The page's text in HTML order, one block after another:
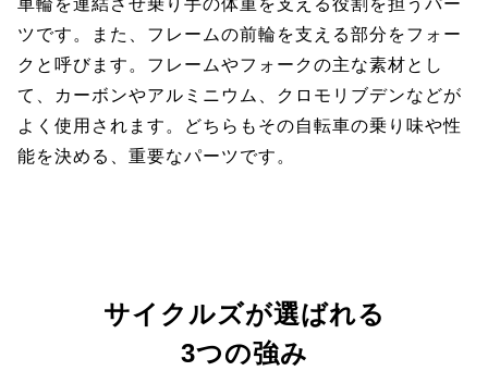
ツです。また、フレームの前輪を支える部分をフォー
クと呼びます。フレームやフォークの主な素材とし
て、カーボンやアルミニウム、クロモリブデンなどが
よく使用されます。どちらもその自転車の乗り味や性
能を決める、重要なパーツです。
サイクルズが選ばれる
3つの強み